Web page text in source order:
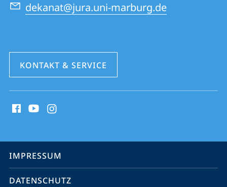
dekanat@jura.uni-marburg.de
KONTAKT & SERVICE
Media
Service-
Navigation
IMPRESSUM
DATENSCHUTZ